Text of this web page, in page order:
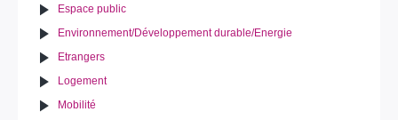
Espace public
Environnement/Développement durable/Energie
Etrangers
Logement
Mobilité